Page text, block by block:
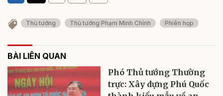
Thủ tướng Thủ tướng Phạm Minh Chính Phiên họp
BÀI LIÊN QUAN
Phó Thủ tướng Thường
trực: Xây dựng Phú Quốc